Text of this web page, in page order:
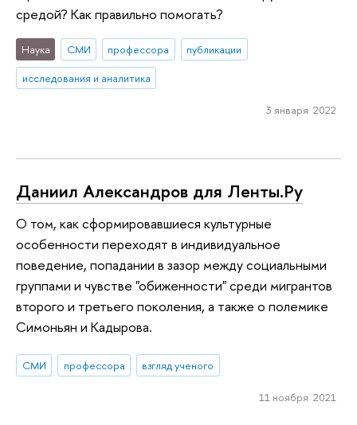
средой? Как правильно помогать?
Наука СМИ профессора
публикации
исследования и аналитика
3 января 2022
Даниил Александров для Ленты.Ру
О том, как сформировавшиеся культурные
особенности переходят в индивидуальное
поведение, попадании в зазор между социальными
группами и чувстве "обиженности" среди мигрантов
второго и третьего поколения, а также о полемике
Симоньян и Кадырова.
СМИ профессора взгляд ученого
11 ноября 2021